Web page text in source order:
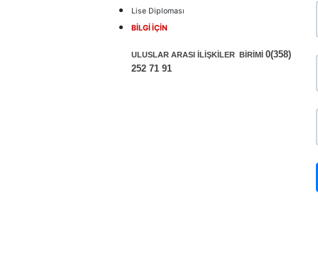
Lise Diploması
BİLGİ İÇİN
ULUSLAR ARASI İLİŞKİLER BİRİMİ 0(358)
252 71 91